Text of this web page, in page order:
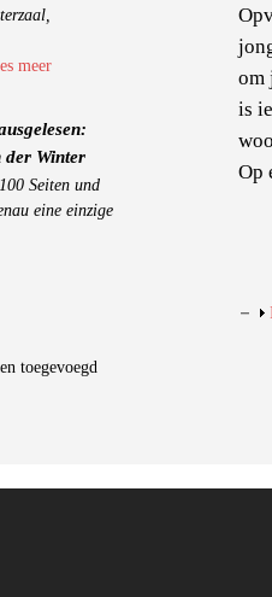
meer
der Winter
Seiten und
eine einzige
toegevoegd
om
is
Op